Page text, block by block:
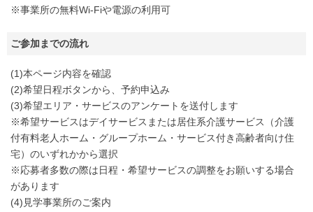
※事業所の無料Wi-Fiや電源の利用可
ご参加までの流れ
(1)本ページ内容を確認
(2)希望日程ボタンから、予約申込み
(3)希望エリア・サービスのアンケートを送付します
※希望サービスはデイサービスまたは居住系介護サービス（介護
付有料老人ホーム・グループホーム・サービス付き高齢者向け住
宅）のいずれかから選択
※応募者多数の際は日程・希望サービスの調整をお願いする場合
があります
(4)見学事業所のご案内